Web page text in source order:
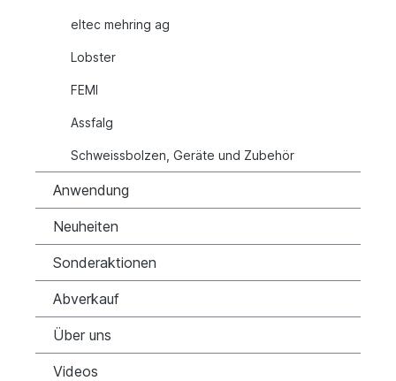
eltec mehring ag
Lobster
FEMI
Assfalg
Schweissbolzen, Geräte und Zubehör
Anwendung
Neuheiten
Sonderaktionen
Abverkauf
Über uns
Videos